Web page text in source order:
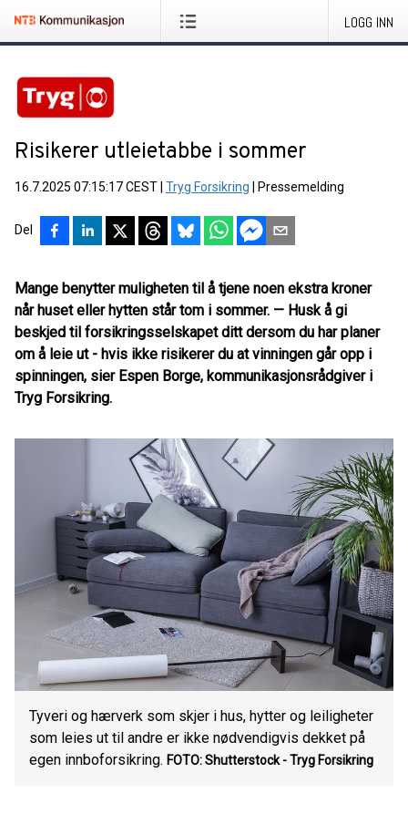
LOGG INN
Risikerer utleietabbe i sommer
16.7.2025 07:15:17 CEST Tryg Forsikring Pressemelding
Del
Mange benytter muligheten til å tjene noen ekstra kroner
når huset eller hytten står tom i sommer. — Husk å gi
beskjed til forsikringsselskapet ditt dersom du har planer
om å leie ut - hvis ikke risikerer du at vinningen går opp i
spinningen, sier Espen Borge, kommunikasjonsrådgiver i
Tryg Forsikring.
Tyveri og hærverk som skjer i hus, hytter og leiligheter
som leies ut til andre er ikke nødvendigvis dekket på
egen innboforsikring. FOTO: Shutterstock - Tryg Forsikring